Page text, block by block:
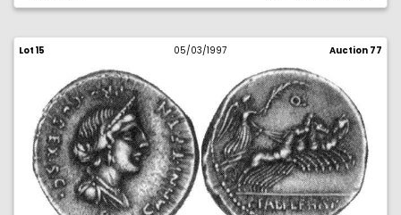
Lot 15 05/03/1997 Auction 77